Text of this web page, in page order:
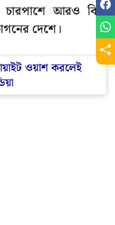
চারপাশে আরও কিছু
দেশে।
ওয়াশ করলেই